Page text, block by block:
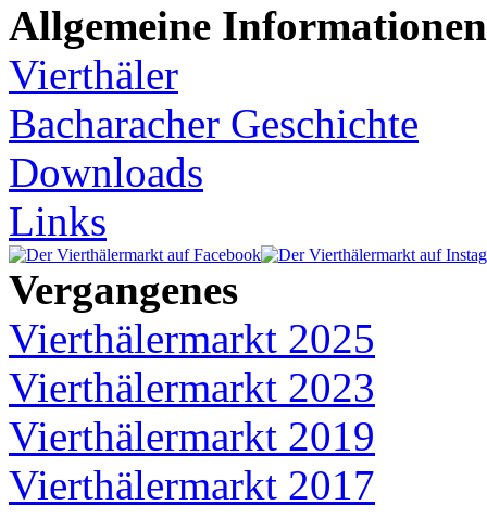
Allgemeine Informationen
Vierthäler
Bacharacher Geschichte
Downloads
Links
Vergangenes
Vierthälermarkt 2025
Vierthälermarkt 2023
Vierthälermarkt 2019
Vierthälermarkt 2017